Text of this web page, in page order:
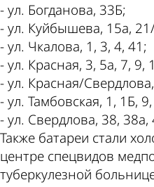
- ул. Богданова, 33Б;
- ул. Куйбышева, 15а,
- ул. Чкалова, 1, 3, 4, 41;
- ул. Красная, 3, 5а, 7, 9,
- ул. Красная/
- ул. Тамбовская, 1, 1Б,
- ул. Свердлова, 38,
Также батареи стали
центре спецвидов
туберкулезной